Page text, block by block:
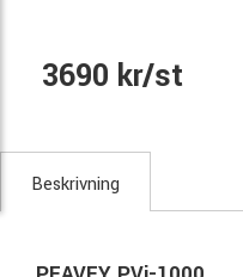
3690 kr/st
Beskrivning